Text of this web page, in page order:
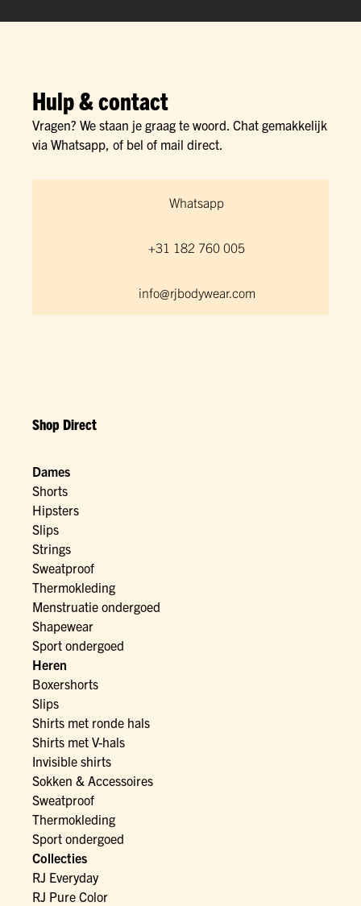
Hulp & contact
Vragen? We staan je graag te woord. Chat gemakkelijk
via Whatsapp, of bel of mail direct.
Whatsapp
+31 182 760 005
info@rjbodywear.com
Shop Direct
Dames
Shorts
Hipsters
Slips
Strings
Sweatproof
Thermokleding
Menstruatie ondergoed
Shapewear
Sport ondergoed
Heren
Boxershorts
Slips
Shirts met ronde hals
Shirts met V-hals
Invisible shirts
Sokken & Accessoires
Sweatproof
Thermokleding
Sport ondergoed
Collecties
RJ Everyday
RJ Pure Color